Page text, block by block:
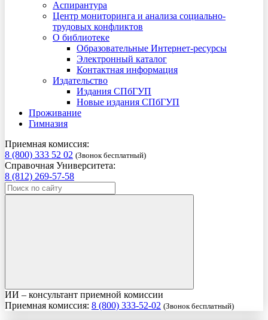
Аспирантура
Центр мониторинга и анализа социально-
трудовых конфликтов
О библиотеке
Образовательные Интернет-ресурсы
Электронный каталог
Контактная информация
Издательство
Издания СПбГУП
Новые издания СПбГУП
Проживание
Гимназия
Приемная комиссия:
8 (800) 333 52 02 (Звонок бесплатный)
Справочная Университета:
8 (812) 269-57-58
ИИ – консультант приемной комиссии
Приемная комиссия: 8 (800) 333-52-02 (Звонок бесплатный)